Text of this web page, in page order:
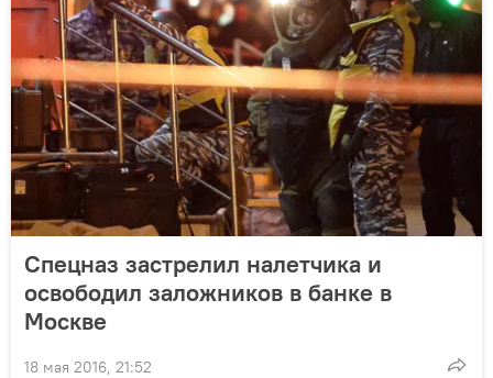
Спецназ застрелил налетчика и
освободил заложников в банке в
Москве
18 мая 2016, 21:52